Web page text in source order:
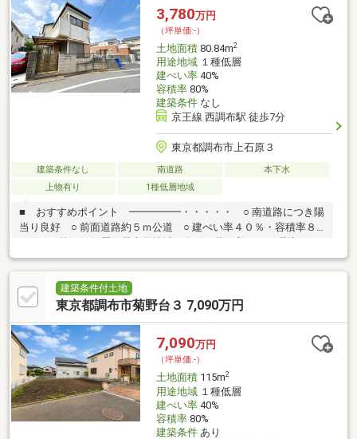
お好きなハウスメーカー・工務店での建築が可能です。〇間取
り、設備、外観、全て自分好みのスタイルで一からご検討いただ
くことが可能です。
3,780万円
（坪単価:-）
土地面積80.84m2
用途地域１種低層
建ぺい率40%
容積率80%
建築条件なし
京王線 西調布駅 徒歩7分
東京都調布市上石原３
建築条件なし 南道路
本下水
上物有り
1種低層地域
■ おすすめポイント ━━━━━・・・・・ ○ 南道路につき陽
当り良好 ○ 前面道路約５ｍ公道 ○ 建ぺい率４０％・容積率８
建築条件付き売地ではございません お好きなハウスメーカー
や工務店にて建築可能 ○ 小・中学校が徒歩３分圏内 お子さ
まのいらっしゃるご家庭に嬉しい立地 ・市立第三小学校へ約１
７０ｍ（徒歩３分） ・市立第五中学校へ約１４０ｍ（徒歩２
へ徒歩７分
建築条件付土地
東京都調布市菊野台３ 7,090万円
7,090万円
（坪単価:-）
土地面積115m2
用途地域１種低層
建ぺい率40%
容積率80%
建築条件あり